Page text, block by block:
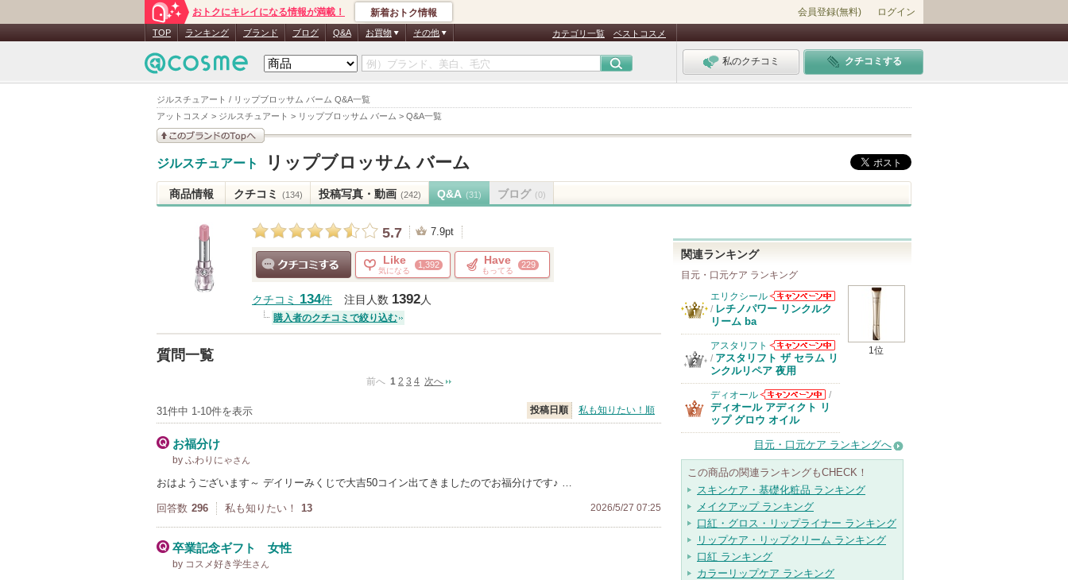
ジルスチュアート / リップブロッサム バーム Q&A一覧
アットコスメ > ジルスチュアート > リップブロッサム バーム > Q&A一覧
おトクにキレイになる情報が満載！ 新着おトク情報 会員登録(無料) ログイン
TOP ランキング ブランド ブログ Q&A お買物 その他 カテゴリ一覧 ベストコスメ
私のクチコミ クチコミする
ジルスチュアート リップブロッサム バーム
商品情報 クチコミ (134) 投稿写真・動画 (242) Q&A (31) ブログ (0)
5.7 7.9pt
Like
気になる
1,392 Have
もってる
229
クチコミ 134件 注目人数 1392人
購入者のクチコミで絞り込む
質問一覧
前へ 1 2 3 4 次へ
31件中 1-10件を表示 投稿日順 私も知りたい！順
お福分け
by ふわりにゃさん
おはようございます～ デイリーみくじで大吉50コイン出てきましたのでお福分けです♪ …
回答数 296 私も知りたい！ 13 2026/5/27 07:25
卒業記念ギフト 女性
by コスメ好き学生さん
関連ランキング
目元・口元ケア ランキング
1位
エリクシール
エリクシールか
/ レチノパワー リンクルク
リーム ba
アスタリフト
アスタリフトか
らのお知らせが
/ アスタリフト ザ セラム リ
ンクルリペア 夜用
ディオール
ディオールから
のお知らせがあ
/
ディオール アディクト リ
ップ グロウ オイル
目元・口元ケア ランキングへ
この商品の関連ランキングもCHECK！
スキンケア・基礎化粧品 ランキング
メイクアップ ランキング
口紅・グロス・リップライナー ランキング
リップケア・リップクリーム ランキング
口紅 ランキング
カラーリップケア ランキング